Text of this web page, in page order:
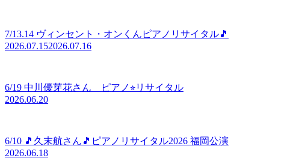
7/13.14 ヴィンセント・オンくんピアノリサイタル🎵
2026.07.152026.07.16
6/19 中川優芽花さん ピアノ⭐︎リサイタル
2026.06.20
6/10 🎵久末航さん🎵ピアノリサイタル2026 福岡公演
2026.06.18